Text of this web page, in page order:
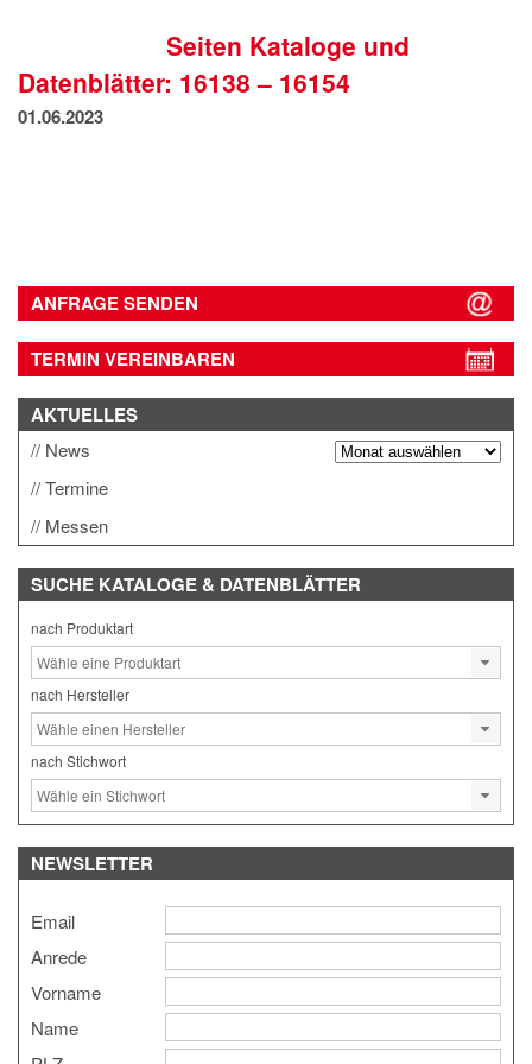
DATENSCHUTZSeiten Kataloge und
Datenblätter: 16138 – 16154
01.06.2023
ANFRAGE SENDEN
TERMIN VEREINBAREN
AKTUELLES
News
Termine
Messen
SUCHE KATALOGE & DATENBLÄTTER
nach Produktart
nach Hersteller
nach Stichwort
NEWSLETTER
Email
Anrede
Vorname
Name